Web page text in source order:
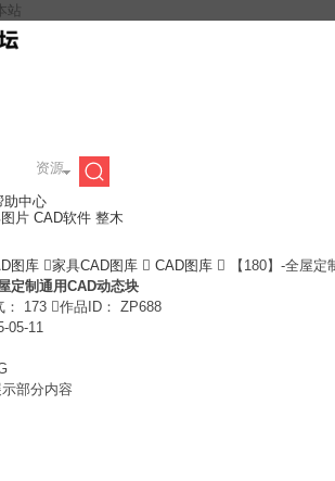
站
资源
索
片 CAD软件 整木
助中心
图库 家具CAD图库  CAD图库 
【180】-全屋
定制通用CAD动态块
： 173 作品ID： ZP688
05-11
部分内容